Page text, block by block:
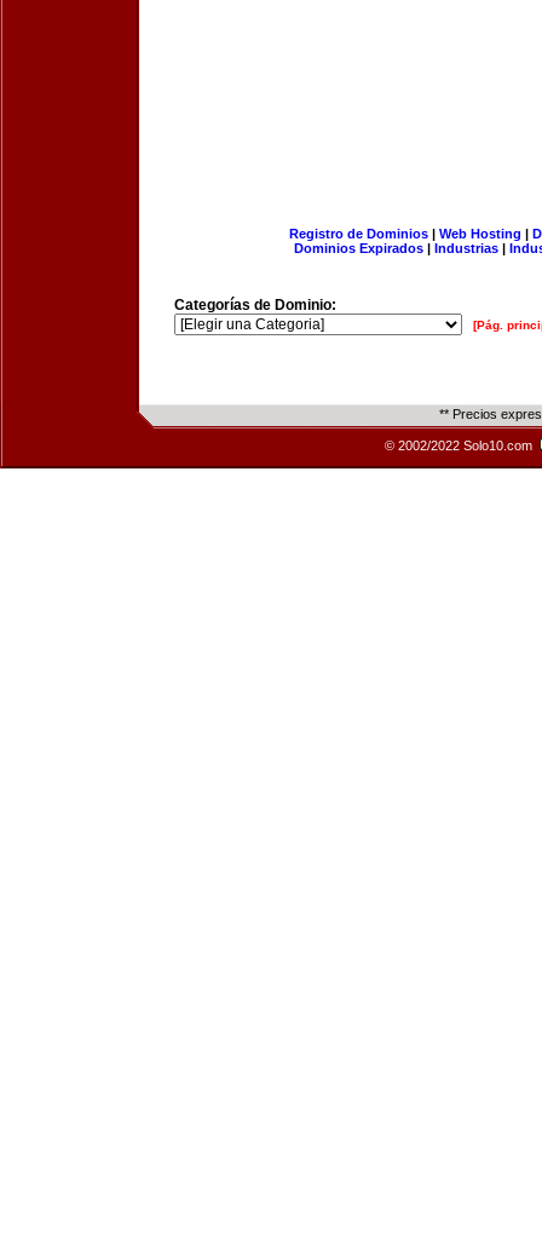
Registro de Dominios| Web Hosting |
Dominios Expirados | Industrias |
Categorías de Dominio:
[Pág.
** Precios
© 2002/2022 Solo10.com